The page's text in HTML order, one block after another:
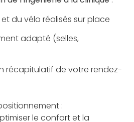
du vélo réalisés sur place
adapté (selles,
récapitulatif de votre rendez-
:
le confort et la